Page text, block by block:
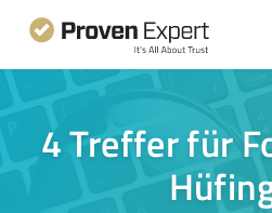
4 Treffer für